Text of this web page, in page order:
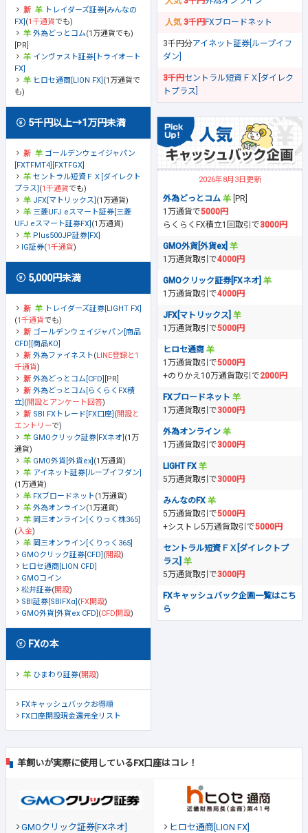
トレイダーズ証券[みんなの
FX] (1千通貨でも)
外為どっとコム(1万通貨でも)
[PR]
インヴァスト証券[トライオート
FX]
ヒロセ通商[LION FX] (1万通貨で
も)
5千円以上→1万円未満
ゴールデンウェイジャパン
[FXTFMT4][FXTFGX]
セントラル短資ＦＸ[ダイレクト
プラス] (1千通貨でも)
JFX[マトリックス] (1万通貨)
三菱UFJ eスマート証券[三菱
UFJ eスマート証券FX] (1万通貨)
Plus500JP証券[FX]
IG証券(1千通貨)
5,000円未満
トレイダーズ証券[LIGHT FX]
(1千通貨でも)
ゴールデンウェイジャパン[商品
CFD][商品KO]
外為ファイネスト(LINE登録と1
千通貨)
外為どっとコム[CFD] [PR]
外為どっとコム[らくらくFX積
立] (開設とアンケート回答)
SBI FXトレード[FX口座] (開設と
エントリーで)
GMOクリック証券[FXネオ] (1万
通貨)
GMO外貨[外貨ex] (1万通貨)
アイネット証券[ループイフダン]
(1万通貨)
FXブロードネット(1万通貨)
外為オンライン(1万通貨)
岡三オンライン[くりっく株365]
(入金)
岡三オンライン[くりっく365]
GMOクリック証券[CFD] (開設)
ヒロセ通商[LION CFD]
GMOコイン
松井証券(開設)
SBI証券[SBIFXα] (FX開設)
GMO外貨[外貨ex CFD] (CFD開設)
FXの本
ひまわり証券(開設)
FXキャッシュバックお得順
FX口座開設現金還元全リスト
3千円FXブロードネット
3千円分アイネット証券[ループイフ
ダン]
3千円セントラル短資ＦＸ[ダイレク
トプラス]
2026年8月3日更新
外為どっとコム
[PR]
1万通貨で5000円
らくらくFX積立1回取引で3000円
GMO外貨[外貨ex]
1万通貨取引で4000円
GMOクリック証券[FXネオ]
1万通貨取引で4000円
JFX[マトリックス]
1万通貨取引で5000円
ヒロセ通商
1万通貨取引で5000円
+のりかえ10万通貨取引で2000円
FXブロードネット
1万通貨取引で3000円
外為オンライン
1万通貨取引で3000円
LIGHT FX
5万通貨取引で3000円
みんなのFX
5万通貨取引で5000円
+シストレ5万通貨取引で5000円
セントラル短資ＦＸ[ダイレクトプ
ラス]
5万通貨取引で3000円
FXキャッシュバック企画一覧はこち
ら
羊飼いが実際に使用しているFX口座はコレ！
GMOクリック証券[FXネオ] ヒロセ通商[LION FX]